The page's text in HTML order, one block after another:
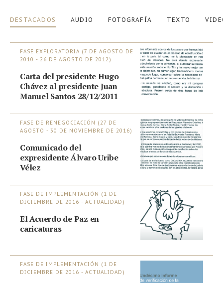
DESTACADOS AUDIO FOTOGRAFÍA TEXTO
FASE EXPLORATORIA (7 DE AGOSTO DE
2010 - 26 DE AGOSTO DE 2012)
Carta del presidente Hugo
Chávez al presidente Juan
Manuel Santos 28/12/2011
FASE DE RENEGOCIACIÓN (27 DE
AGOSTO - 30 DE NOVIEMBRE DE 2016)
Comunicado del
expresidente Álvaro Uribe
Vélez
FASE DE IMPLEMENTACIÓN (1 DE
DICIEMBRE DE 2016 - ACTUALIDAD)
El Acuerdo de Paz en
caricaturas
FASE DE IMPLEMENTACIÓN (1 DE
DICIEMBRE DE 2016 - ACTUALIDAD)